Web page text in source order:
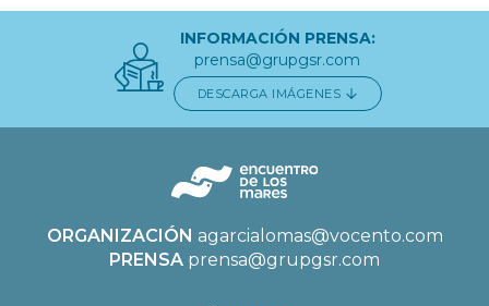
INFORMACIÓN PRENSA:
prensa@grupgsr.com
DESCARGA IMÁGENES
ORGANIZACIÓN agarcialomas@vocento.com
PRENSA prensa@grupgsr.com